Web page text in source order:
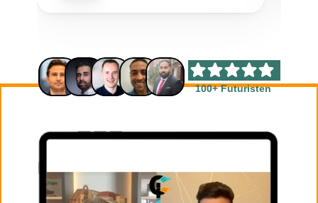
100+ Futuristen